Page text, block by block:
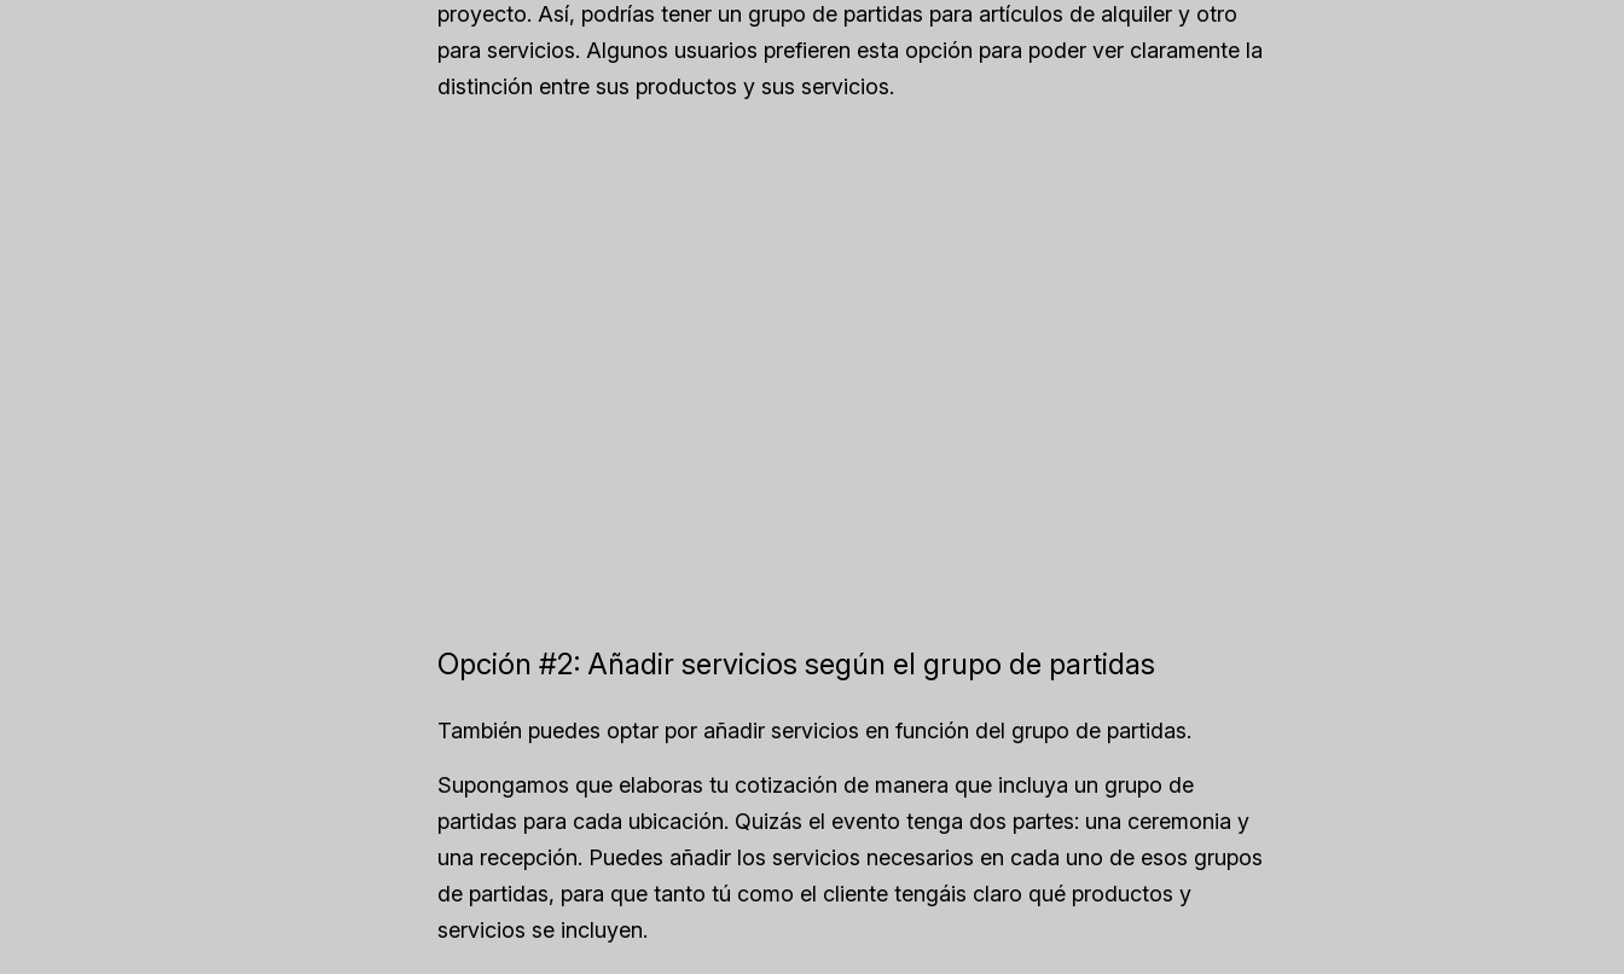
proyecto. Así, podrías tener un grupo de partidas para artículos de alquiler y otro
para servicios. Algunos usuarios prefieren esta opción para poder ver claramente la
distinción entre sus productos y sus servicios.
Opción #2: Añadir servicios según el grupo de partidas
También puedes optar por añadir servicios en función del grupo de partidas.
Supongamos que elaboras tu cotización de manera que incluya un grupo de
partidas para cada ubicación. Quizás el evento tenga dos partes: una ceremonia y
una recepción. Puedes añadir los servicios necesarios en cada uno de esos grupos
de partidas, para que tanto tú como el cliente tengáis claro qué productos y
servicios se incluyen.